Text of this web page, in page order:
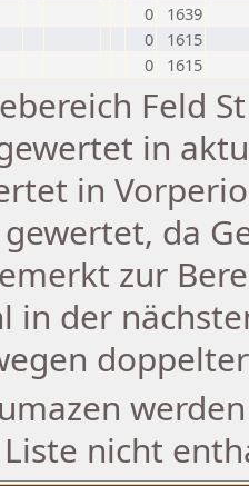
0
1639
0
1615
0 1615
Feld
in
in
da
zur
in der
nicht